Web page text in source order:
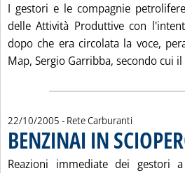
I gestori e le compagnie
delle Attività Produttive con
dopo che era circolata la voce,
Map, Sergio Garribba, secondo cui
22/10/2005 - Rete Carburanti
BENZINAI IN
Reazioni immediate dei gestori